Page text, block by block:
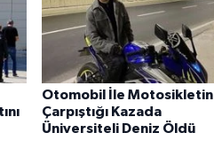
Otomobil İle Motosikletin
Çarpıştığı Kazada
Üniversiteli Deniz Öldü